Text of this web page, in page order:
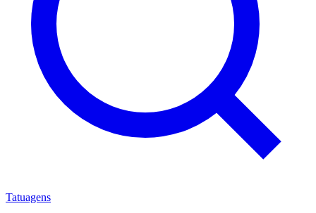
Tatuagens